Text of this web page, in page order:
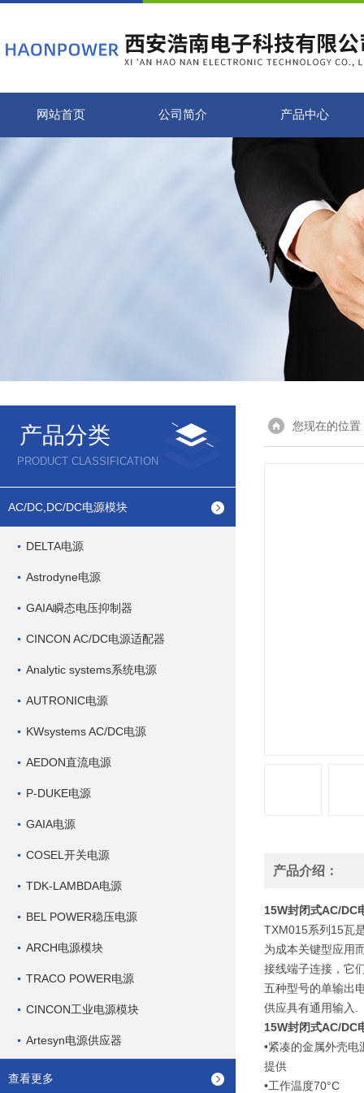
网站首页 公司简介 产品中心
产品分类
PRODUCT CLASSIFICATION
AC/DC,DC/DC电源模块
DELTA电源
Astrodyne电源
GAIA瞬态电压抑制器
CINCON AC/DC电源适配器
Analytic systems系统电源
AUTRONIC电源
KWsystems AC/DC电源
AEDON直流电源
P-DUKE电源
GAIA电源
COSEL开关电源
TDK-LAMBDA电源
BEL POWER稳压电源
ARCH电源模块
TRACO POWER电源
CINCON工业电源模块
Artesyn电源供应器
查看更多
您现在的位置
产品介绍：
15W封闭式AC/DC
TXM015系列 15瓦
为成本关键型应用
接线端子连接，它
五种型号的单输出
供应具有通用输入
15W封闭式AC/DC
•紧凑的金属外壳电
提供
•工作温度70°C